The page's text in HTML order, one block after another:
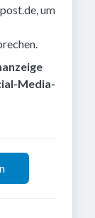
um
Media-